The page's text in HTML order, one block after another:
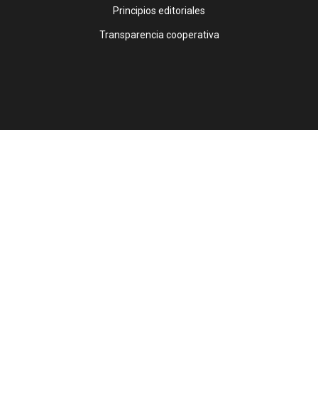
Principios editoriales
Transparencia cooperativa